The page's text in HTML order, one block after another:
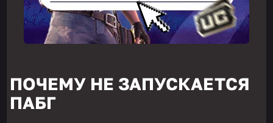
ПОЧЕМУ НЕ ЗАПУСКАЕТСЯ
ПАБГ